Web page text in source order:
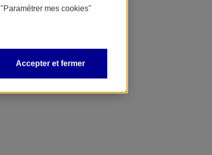
"Paramétrer mes cookies"
Accepter et fermer